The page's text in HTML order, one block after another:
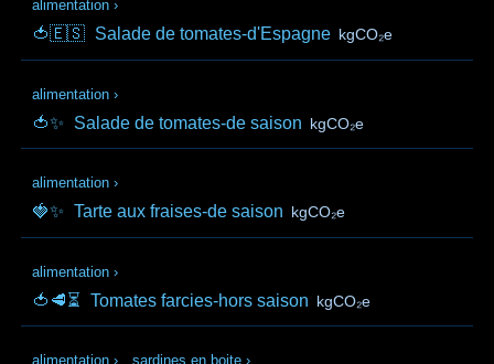
alimentation ›
🍅🇪🇸 Salade de tomates-d'Espagne kgCO₂e
alimentation ›
🍅✨ Salade de tomates-de saison kgCO₂e
alimentation ›
🍓✨ Tarte aux fraises-de saison kgCO₂e
alimentation ›
🍅🥩⏳ Tomates farcies-hors saison kgCO₂e
alimentation › sardines en boite ›